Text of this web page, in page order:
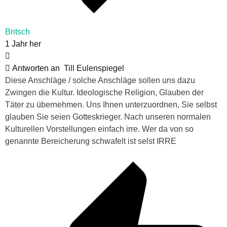
Britsch
1 Jahr her
Antworten an Till Eulenspiegel
Diese Anschläge / solche Anschläge sollen uns dazu
Zwingen die Kultur. Ideologische Religion, Glauben der
Täter zu übernehmen. Uns Ihnen unterzuordnen, Sie selbst
glauben Sie seien Gotteskrieger. Nach unseren normalen
Kulturellen Vorstellungen einfach irre. Wer da von so
genannte Bereicherung schwafelt ist selst IRRE